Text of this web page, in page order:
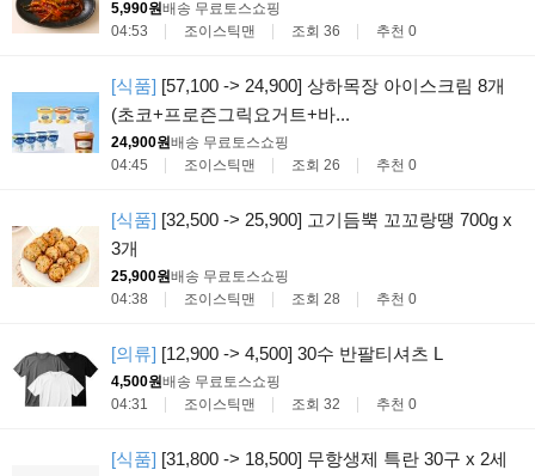
5,990원배송 무료토스쇼핑
04:53
조이스틱맨 조회 36 추천 0
[식품] [57,100 -> 24,900] 상하목장 아이스크림 8개
(초코+프로즌그릭요거트+바...
24,900원배송 무료토스쇼핑
04:45
조이스틱맨 조회 26 추천 0
[식품] [32,500 -> 25,900] 고기듬뿍 꼬꼬랑땡 700g x
3개
25,900원배송 무료토스쇼핑
04:38
조이스틱맨 조회 28 추천 0
[의류] [12,900 -> 4,500] 30수 반팔티셔츠 L
4,500원배송 무료토스쇼핑
04:31
조이스틱맨 조회 32 추천 0
[식품] [31,800 -> 18,500] 무항생제 특란 30구 x 2세